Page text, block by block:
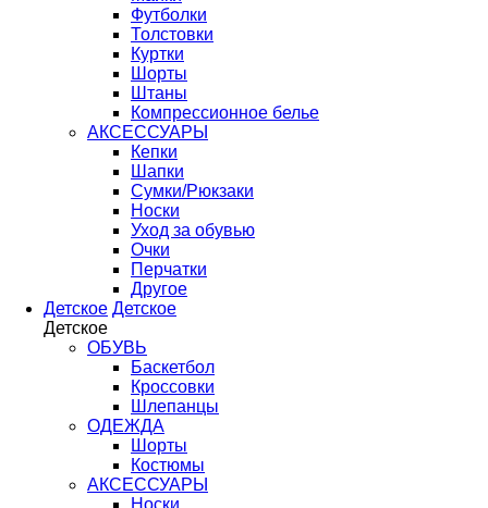
Футболки
Толстовки
Куртки
Шорты
Штаны
Компрессионное белье
АКСЕССУАРЫ
Кепки
Шапки
Сумки/Рюкзаки
Носки
Уход за обувью
Очки
Перчатки
Другое
Детское Детское
Детское
ОБУВЬ
Баскетбол
Кроссовки
Шлепанцы
ОДЕЖДА
Шорты
Костюмы
АКСЕССУАРЫ
Носки